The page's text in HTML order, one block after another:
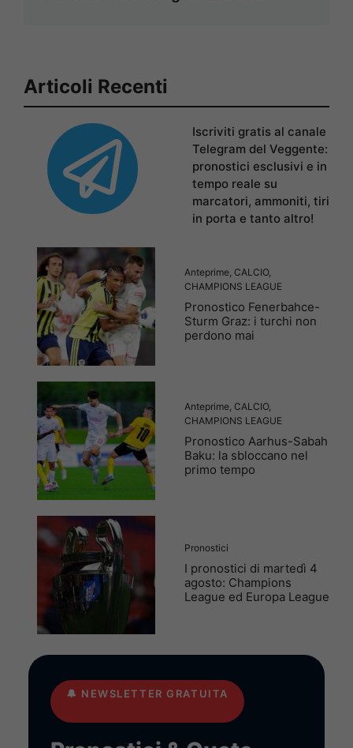
Articoli Recenti
Iscriviti gratis al canale
Telegram del Veggente:
pronostici esclusivi e in
tempo reale su
marcatori, ammoniti, tiri
in porta e tanto altro!
Anteprime, CALCIO,
CHAMPIONS LEAGUE
Pronostico Fenerbahce-
Sturm Graz: i turchi non
perdono mai
Anteprime, CALCIO,
CHAMPIONS LEAGUE
Pronostico Aarhus-Sabah
Baku: la sbloccano nel
primo tempo
Pronostici
I pronostici di martedì 4
agosto: Champions
League ed Europa League
🔔 NEWSLETTER GRATUITA